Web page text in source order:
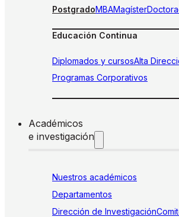
PostgradoMBAMagíster
Educación Continua
Diplomados y cursosAlta
Programas Corporativos
Académicos
e investigación
Nuestros académicos
Departamentos
Dirección de Investigación